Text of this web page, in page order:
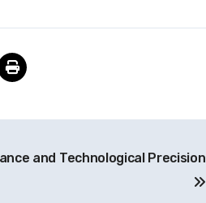
and Technological Precision